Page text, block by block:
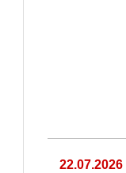
22.07.2026